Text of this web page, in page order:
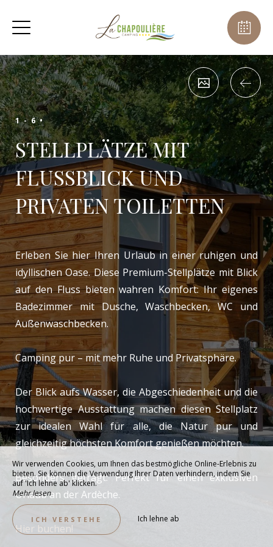
1 - 6 •
STELLPLÄTZE MIT
FLUSSBLICK UND
PRIVATEN TOILETTEN
Erleben Sie hier Ihren Urlaub in einer ruhigen und
idyllischen Oase. Diese Premium-Stellplätze mit Blick
auf den Fluss bieten wahren Komfort: Ihr eigenes
Badezimmer mit Dusche, Waschbecken, WC und
Außenwaschbecken.
Camping pur – mit mehr Ruhe und Privatsphäre.
Der Blick aufs Wasser, die Abgeschiedenheit und die
hochwertige Ausstattung machen diesen Stellplatz
zur idealen Wahl für alle, die Natur pur und
gleichzeitig höchsten Komfort genießen möchten.
Besonders gefragt: Perfekt für einen exklusiven
Urlaub an der Ardèche.
Hier buchen!
Wir verwenden Cookies, um Ihnen das bestmögliche Online-Erlebnis zu
bieten. Sie können die Verwendung Ihrer Daten verhindern, indem Sie
auf 'Ich lehne ab' klicken.
Mehr lesen
ICH VERSTEHE Ich lehne ab